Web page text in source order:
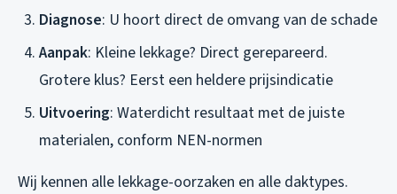
Diagnose: U hoort direct de omvang van de schade
Aanpak: Kleine lekkage? Direct gerepareerd.
Grotere klus? Eerst een heldere prijsindicatie
Uitvoering: Waterdicht resultaat met de juiste
materialen, conform NEN-normen
Wij kennen alle lekkage-oorzaken en alle daktypes.